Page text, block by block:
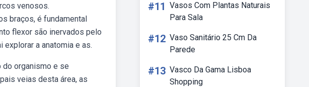
venosos.
braços, é fundamental
flexor são inervados pelo
a anatomia e as.
organismo e se
veias desta área, as
#11 Vasos Com Plantas Naturais
Para Sala
#12 Vaso Sanitário 25 Cm Da
Parede
#13 Vasco Da Gama Lisboa
Shopping